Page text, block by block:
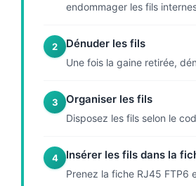
endommager les fils
2 Dénuder les fils
Une fois la gaine retirée,
3 Organiser les fils
Disposez les fils selon le
4 Insérer les fils dans la
Prenez la fiche RJ45 FTP6